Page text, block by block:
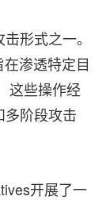
形式之一。
渗透特定目
这些操作经
多阶段攻击
开展了一